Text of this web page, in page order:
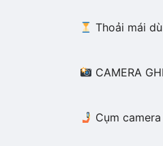
Thoải mái
CAMERA
Cụm